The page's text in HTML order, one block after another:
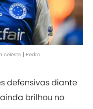
celeste | Pedro
defensivas diante
brilhou no